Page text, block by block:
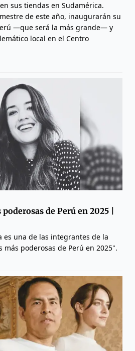
sus tiendas en Sudamérica.
de este año, inaugurarán su
—que será la más grande— y
local en el Centro
de Perú en 2025 |
es una de las integrantes de la
más poderosas de Perú en 2025".